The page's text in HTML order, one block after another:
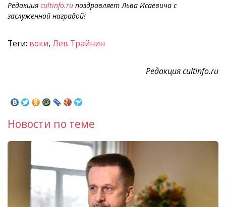
Редакция cultinfo.ru поздравляет Льва Исаевича с
заслуженной наградой!
Теги: воки, Лев Трайнин
Редакция cultinfo.ru
Новости по теме